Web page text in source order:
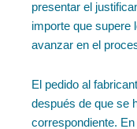
presentar el
importe que supere
avanzar en el
El pedido al
después de que se
correspondiente.